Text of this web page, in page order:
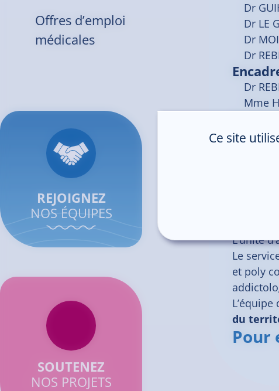
Offres d’emploi
médicales
REJOIGNEZ
NOS ÉQUIPES
SOUTENEZ
NOS PROJETS
Dr
Dr LE
Dr
Dr
Dr
Mme
Dr
Mme
L’unité
Le
et poly
du
Pour
Ce site